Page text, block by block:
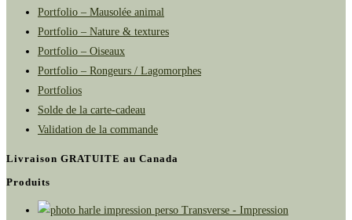
Portfolio – Mausolée animal
Portfolio – Nature & textures
Portfolio – Oiseaux
Portfolio – Rongeurs / Lagomorphes
Portfolios
Solde de la carte-cadeau
Validation de la commande
Livraison GRATUITE au Canada
Produits
Transverse - Impression